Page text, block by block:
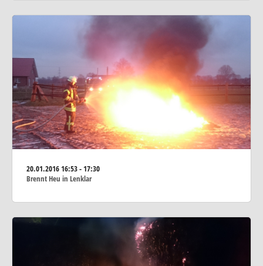
20.01.201616:53 - 17:30
Brennt Heu in Lenklar